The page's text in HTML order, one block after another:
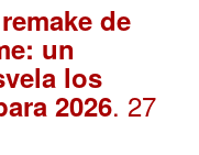
de
un
los
2026. 27